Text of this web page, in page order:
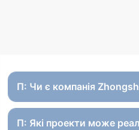
П: Чи є компанія
П: Які проекти може